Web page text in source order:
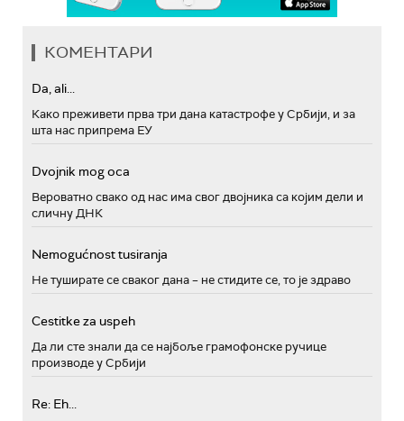
КОМЕНТАРИ
Da, ali...
Како преживети прва три дана катастрофе у Србији, и за
шта нас припрема ЕУ
Dvojnik mog oca
Вероватно свако од нас има свог двојника са којим дели и
сличну ДНК
Nemogućnost tusiranja
Не туширате се сваког дана – не стидите се, то је здраво
Cestitke za uspeh
Да ли сте знали да се најбоље грамофонске ручице
производе у Србији
Re: Eh...